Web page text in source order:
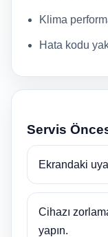
Klima
Hata kodu
Servis
Ekrandaki
Cihazı
yapın.